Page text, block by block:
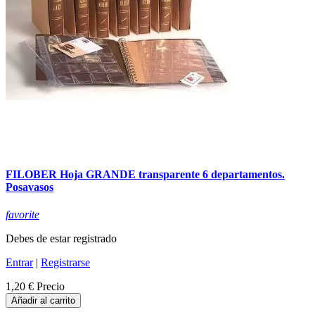
FILOBER Hoja GRANDE transparente 6 departamentos.
Posavasos
favorite
Debes de estar registrado
Entrar| Registrarse
1,20 € Precio
Añadir al carrito